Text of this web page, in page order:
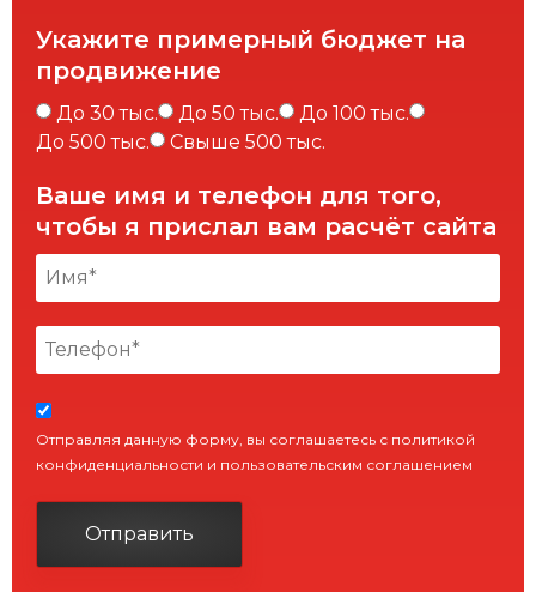
Укажите примерный бюджет на
продвижение
До 30 тыс. До 50 тыс.
До 100 тыс.
До 500 тыс.
Свыше 500 тыс.
Ваше имя и телефон для того,
чтобы я прислал вам расчёт сайта
Отправляя данную форму, вы соглашаетесь с политикой
конфиденциальности и пользовательским соглашением
Отправить